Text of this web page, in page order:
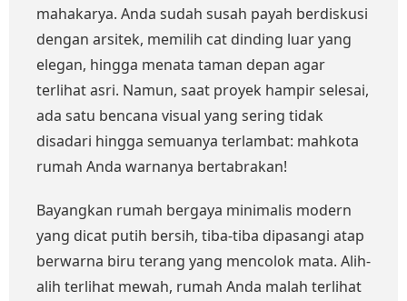
mahakarya. Anda sudah susah payah berdiskusi
dengan arsitek, memilih cat dinding luar yang
elegan, hingga menata taman depan agar
terlihat asri. Namun, saat proyek hampir selesai,
ada satu bencana visual yang sering tidak
disadari hingga semuanya terlambat: mahkota
rumah Anda warnanya bertabrakan!
Bayangkan rumah bergaya minimalis modern
yang dicat putih bersih, tiba-tiba dipasangi atap
berwarna biru terang yang mencolok mata. Alih-
alih terlihat mewah, rumah Anda malah terlihat